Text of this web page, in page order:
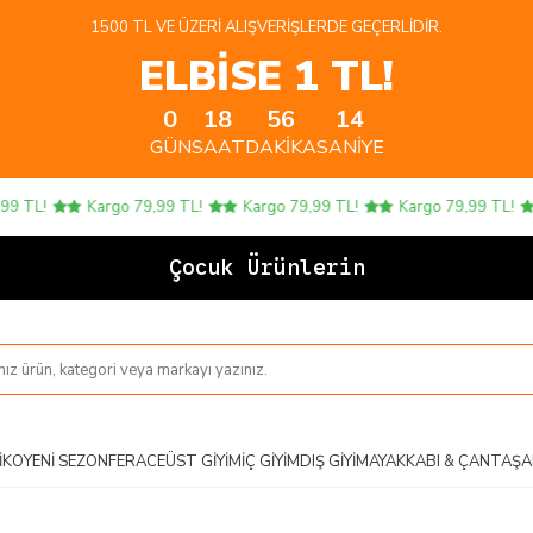
1500 TL VE ÜZERI ALIŞVERIŞLERDE GEÇERLIDIR.
ELBİSE 1 TL!
0
GÜN
18
SAAT
56
DAKIKA
13
SANIYE
Kargo 79,99 TL! Kargo 79,99 TL! Kargo 79,99 TL!
Çocuk Ürünlerinde 4 AL
YENI SEZONFERACEÜST GIYIMİÇ GIYIMDIŞ GIYIMAYAKKABI & ÇANTA